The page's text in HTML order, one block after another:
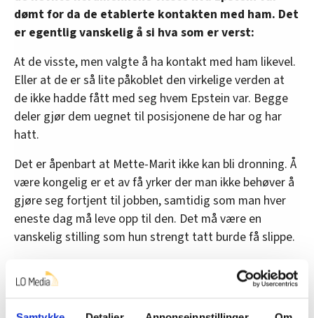
dømt for da de etablerte kontakten med ham. Det
er egentlig vanskelig å si hva som er verst:
At de visste, men valgte å ha kontakt med ham likevel.
Eller at de er så lite påkoblet den virkelige verden at
de ikke hadde fått med seg hvem Epstein var. Begge
deler gjør dem uegnet til posisjonene de har og har
hatt.
Det er åpenbart at Mette-Marit ikke kan bli dronning. Å
være kongelig er et av få yrker der man ikke behøver å
gjøre seg fortjent til jobben, samtidig som man hver
eneste dag må leve opp til den. Det må være en
vanskelig stilling som hun strengt tatt burde få slippe.
En ting som slår meg når jeg tenker på avsløringene
som rant ut da Pandoras eske ble åpnet i helgen, er
likheten mellom de mest privilegerte menneskene i